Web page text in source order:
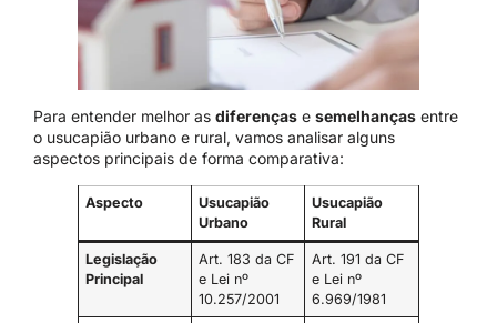
Para entender melhor as diferenças e semelhanças entre
o usucapião urbano e rural, vamos analisar alguns
aspectos principais de forma comparativa:
Aspecto
Usucapião
Urbano
Usucapião
Rural
Legislação
Principal
Art. 183 da CF
e Lei nº
10.257/2001
Art. 191 da CF
e Lei nº
6.969/1981